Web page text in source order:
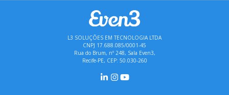
L3 SOLUÇÕES EM TECNOLOGIA LTDA
CNPJ 17.688.085/0001-45
Rua do Brum, nº 248, Sala Even3,
Recife-PE, CEP: 50.030-260